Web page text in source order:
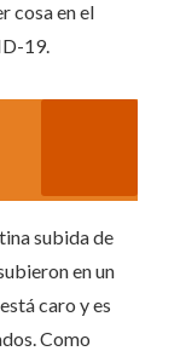
cosa en el
19.
subida de
en un
caro y es
Como